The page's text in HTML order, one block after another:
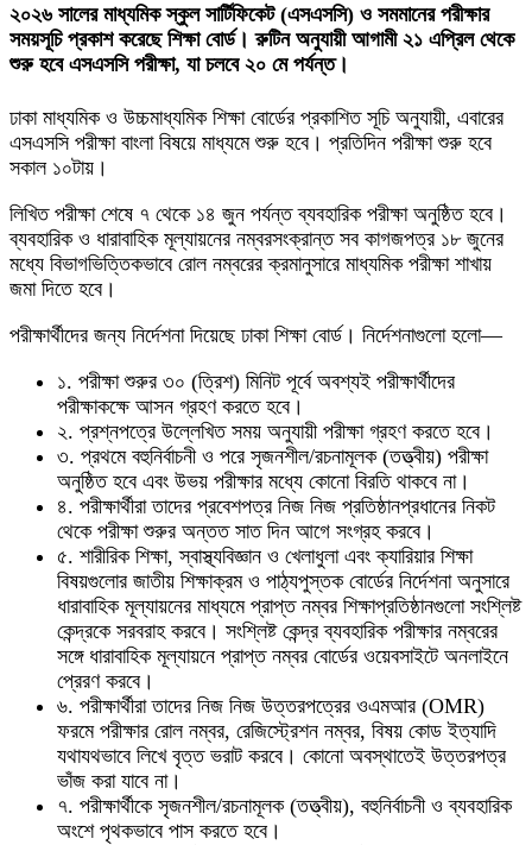
২০২৬ সালের মাধ্যমিক স্কুল সার্টিফিকেট (এসএসসি) ও সমমানের পরীক্ষার
সময়সূচি প্রকাশ করেছে শিক্ষা বোর্ড। রুটিন অনুযায়ী আগামী ২১ এপ্রিল থেকে
শুরু হবে এসএসসি পরীক্ষা, যা চলবে ২০ মে পর্যন্ত।
ঢাকা মাধ্যমিক ও উচ্চমাধ্যমিক শিক্ষা বোর্ডের প্রকাশিত সূচি অনুযায়ী, এবারের
এসএসসি পরীক্ষা বাংলা বিষয়ে মাধ্যমে শুরু হবে। প্রতিদিন পরীক্ষা শুরু হবে
সকাল ১০টায়।
লিখিত পরীক্ষা শেষে ৭ থেকে ১৪ জুন পর্যন্ত ব্যবহারিক পরীক্ষা অনুষ্ঠিত হবে।
ব্যবহারিক ও ধারাবাহিক মূল্যায়নের নম্বরসংক্রান্ত সব কাগজপত্র ১৮ জুনের
মধ্যে বিভাগভিত্তিকভাবে রোল নম্বরের ক্রমানুসারে মাধ্যমিক পরীক্ষা শাখায়
জমা দিতে হবে।
পরীক্ষার্থীদের জন্য নির্দেশনা দিয়েছে ঢাকা শিক্ষা বোর্ড। নির্দেশনাগুলো হলো—
১. পরীক্ষা শুরুর ৩০ (ত্রিশ) মিনিট পূর্বে অবশ্যই পরীক্ষার্থীদের
পরীক্ষাকক্ষে আসন গ্রহণ করতে হবে।
২. প্রশ্নপত্রে উল্লেখিত সময় অনুযায়ী পরীক্ষা গ্রহণ করতে হবে।
৩. প্রথমে বহুনির্বাচনী ও পরে সৃজনশীল/রচনামূলক (তত্ত্বীয়) পরীক্ষা
অনুষ্ঠিত হবে এবং উভয় পরীক্ষার মধ্যে কোনো বিরতি থাকবে না।
৪. পরীক্ষার্থীরা তাদের প্রবেশপত্র নিজ নিজ প্রতিষ্ঠানপ্রধানের নিকট
থেকে পরীক্ষা শুরুর অন্তত সাত দিন আগে সংগ্রহ করবে।
৫. শারীরিক শিক্ষা, স্বাস্থ্যবিজ্ঞান ও খেলাধুলা এবং ক্যারিয়ার শিক্ষা
বিষয়গুলোর জাতীয় শিক্ষাক্রম ও পাঠ্যপুস্তক বোর্ডের নির্দেশনা অনুসারে
ধারাবাহিক মূল্যায়নের মাধ্যমে প্রাপ্ত নম্বর শিক্ষাপ্রতিষ্ঠানগুলো সংশ্লিষ্ট
কেন্দ্রকে সরবরাহ করবে। সংশ্লিষ্ট কেন্দ্র ব্যবহারিক পরীক্ষার নম্বরের
সঙ্গে ধারাবাহিক মূল্যায়নে প্রাপ্ত নম্বর বোর্ডের ওয়েবসাইটে অনলাইনে
প্রেরণ করবে।
৬. পরীক্ষার্থীরা তাদের নিজ নিজ উত্তরপত্রের ওএমআর (OMR)
ফরমে পরীক্ষার রোল নম্বর, রেজিস্ট্রেশন নম্বর, বিষয় কোড ইত্যাদি
যথাযথভাবে লিখে বৃত্ত ভরাট করবে। কোনো অবস্থাতেই উত্তরপত্র
ভাঁজ করা যাবে না।
৭. পরীক্ষার্থীকে সৃজনশীল/রচনামূলক (তত্ত্বীয়), বহুনির্বাচনী ও ব্যবহারিক
অংশে পৃথকভাবে পাস করতে হবে।